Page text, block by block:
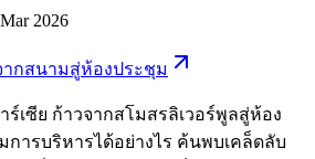
2026
จากสนามสู่ห้องประชุม
ร์เซีย ก้าวจากสโมสรลิเวอร์พูลสู่ห้อง
ารบริหารได้อย่างไร ค้นพบเคล็ดลับ